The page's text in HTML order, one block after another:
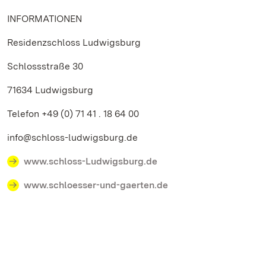
INFORMATIONEN
Residenzschloss Ludwigsburg
Schlossstraße 30
71634 Ludwigsburg
Telefon +49 (0) 71 41 . 18 64 00
info@schloss-ludwigsburg.de
www.schloss-Ludwigsburg.de
www.schloesser-und-gaerten.de